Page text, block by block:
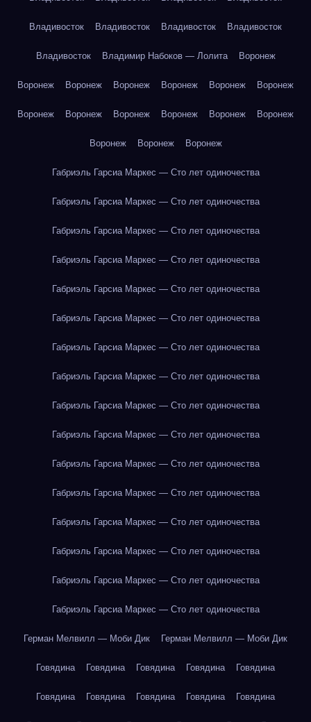
Владивосток Владивосток Владивосток Владивосток
Владивосток Владимир Набоков — Лолита Воронеж
Воронеж Воронеж Воронеж Воронеж Воронеж Воронеж
Воронеж Воронеж Воронеж Воронеж Воронеж Воронеж
Воронеж Воронеж Воронеж
Габриэль Гарсиа Маркес — Сто лет одиночества
Габриэль Гарсиа Маркес — Сто лет одиночества
Габриэль Гарсиа Маркес — Сто лет одиночества
Габриэль Гарсиа Маркес — Сто лет одиночества
Габриэль Гарсиа Маркес — Сто лет одиночества
Габриэль Гарсиа Маркес — Сто лет одиночества
Габриэль Гарсиа Маркес — Сто лет одиночества
Габриэль Гарсиа Маркес — Сто лет одиночества
Габриэль Гарсиа Маркес — Сто лет одиночества
Габриэль Гарсиа Маркес — Сто лет одиночества
Габриэль Гарсиа Маркес — Сто лет одиночества
Габриэль Гарсиа Маркес — Сто лет одиночества
Габриэль Гарсиа Маркес — Сто лет одиночества
Габриэль Гарсиа Маркес — Сто лет одиночества
Габриэль Гарсиа Маркес — Сто лет одиночества
Габриэль Гарсиа Маркес — Сто лет одиночества
Герман Мелвилл — Моби Дик Герман Мелвилл — Моби Дик
Говядина Говядина Говядина Говядина Говядина
Говядина Говядина Говядина Говядина Говядина